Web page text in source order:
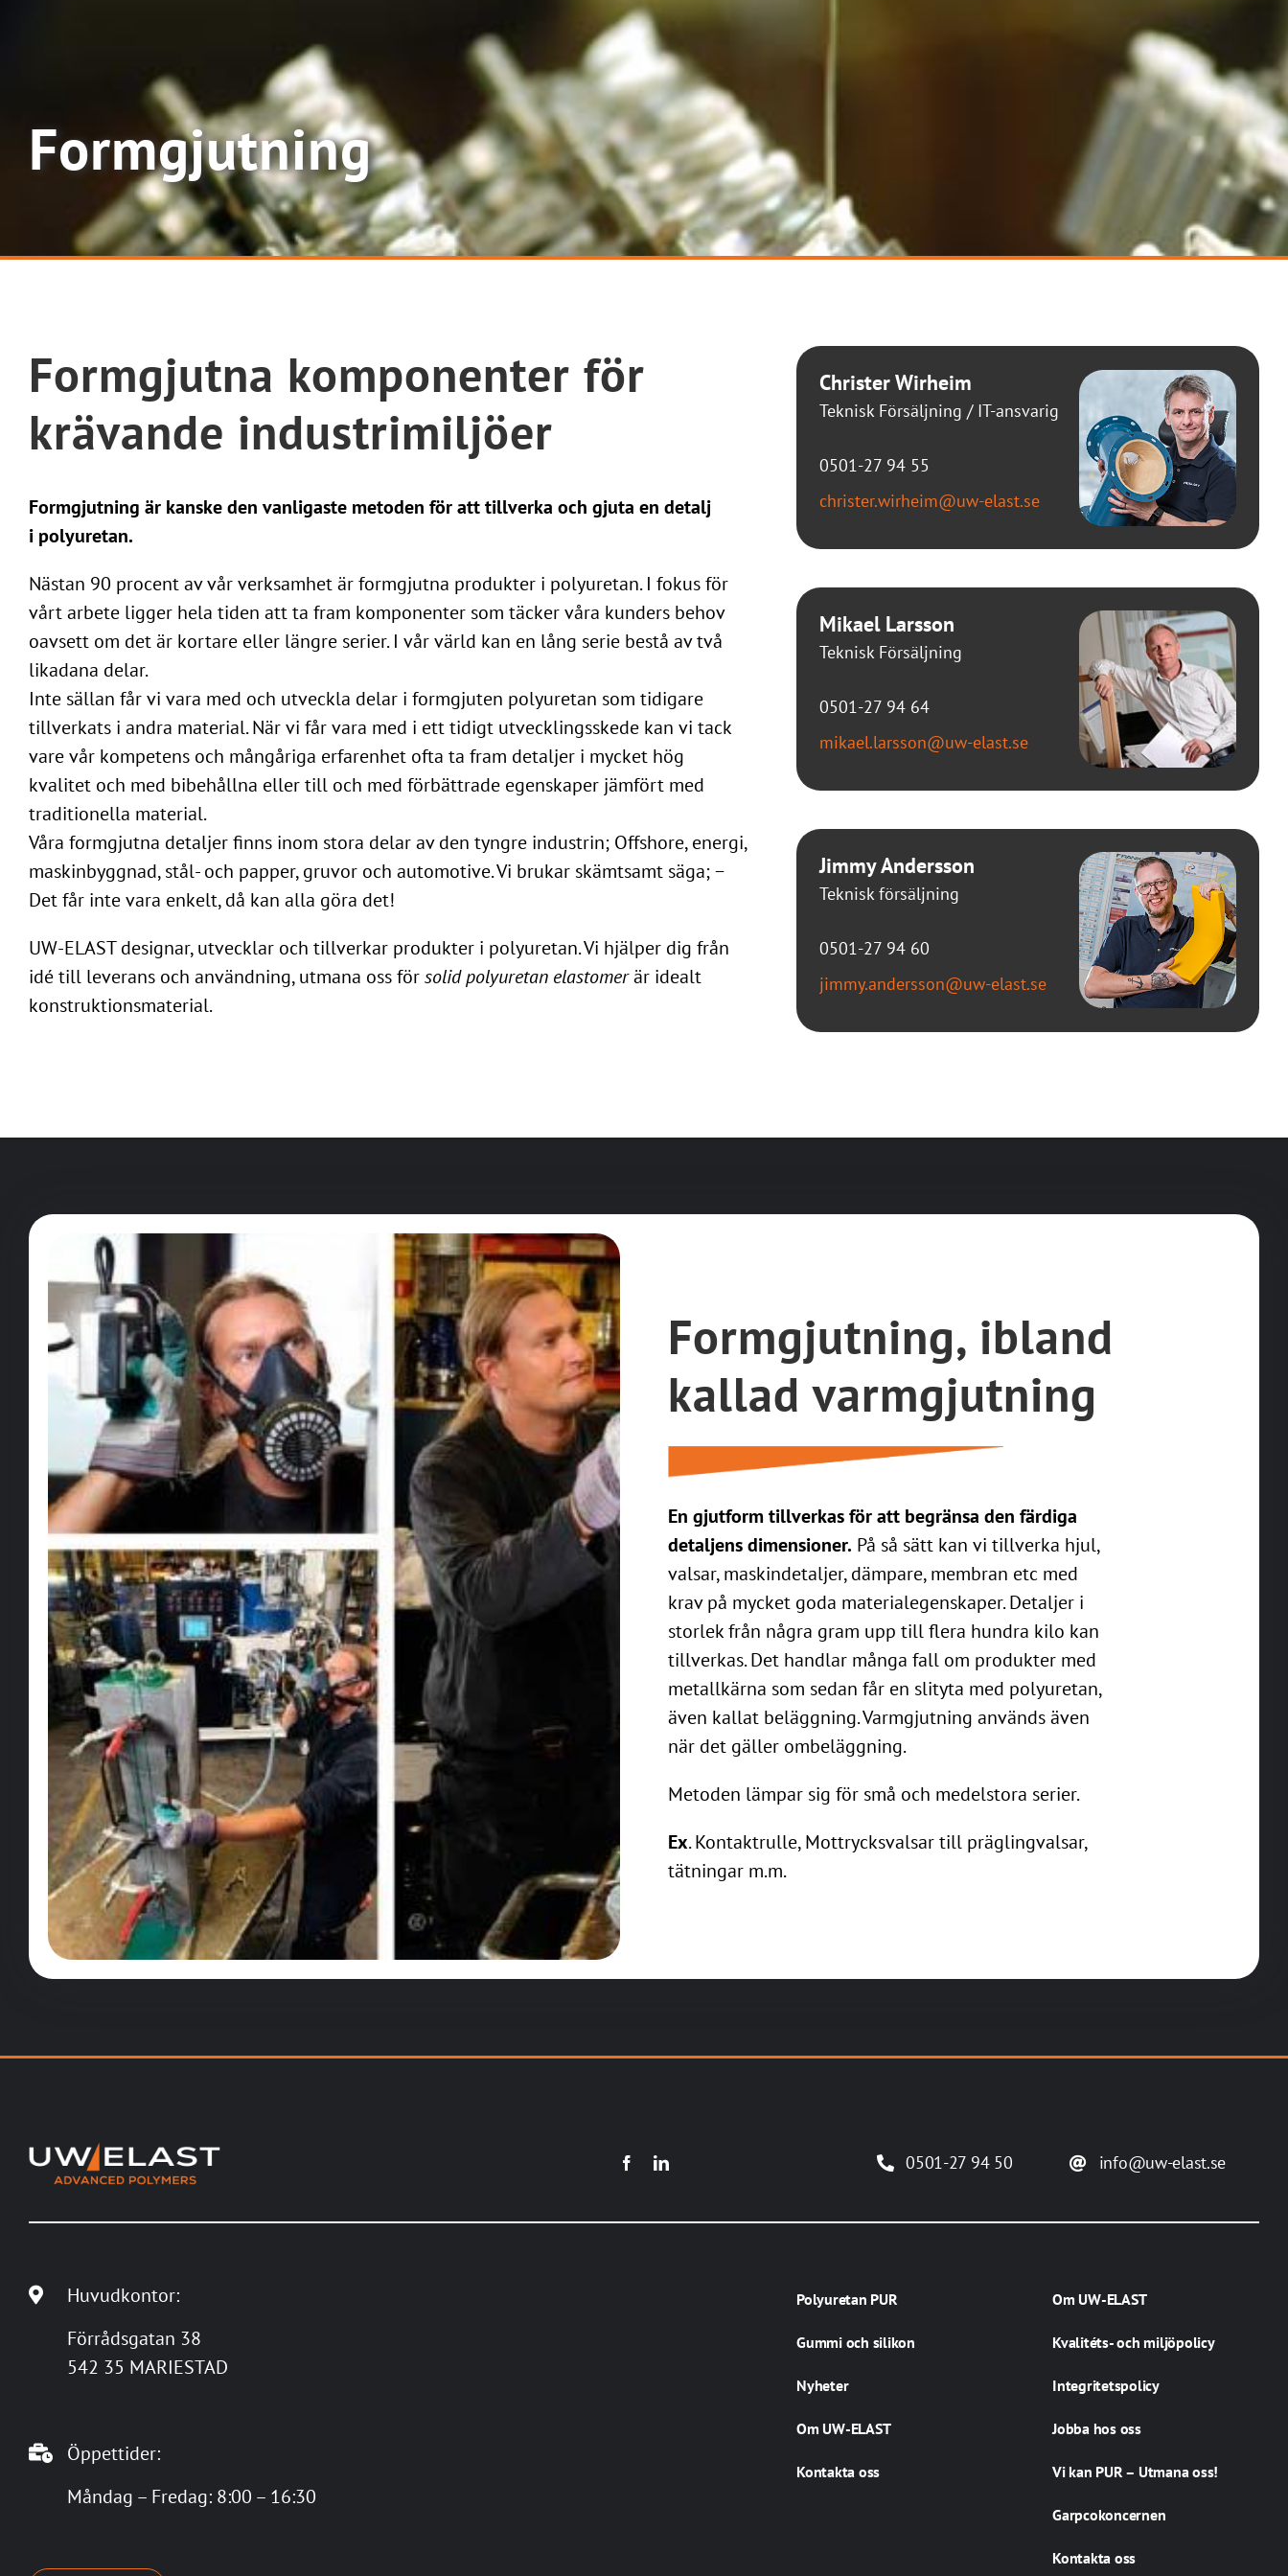
Formgjutning
Formgjutna komponenter för
krävande industrimiljöer
Formgjutning är kanske den vanligaste metoden för att tillverka och gjuta en detalj
i polyuretan.
Nästan 90 procent av vår verksamhet är formgjutna produkter i polyuretan. I fokus för
vårt arbete ligger hela tiden att ta fram komponenter som täcker våra kunders behov
oavsett om det är kortare eller längre serier. I vår värld kan en lång serie bestå av två
likadana delar.
Inte sällan får vi vara med och utveckla delar i formgjuten polyuretan som tidigare
tillverkats i andra material. När vi får vara med i ett tidigt utvecklingsskede kan vi tack
vare vår kompetens och mångåriga erfarenhet ofta ta fram detaljer i mycket hög
kvalitet och med bibehållna eller till och med förbättrade egenskaper jämfört med
traditionella material.
Våra formgjutna detaljer finns inom stora delar av den tyngre industrin; Offshore, energi,
maskinbyggnad, stål- och papper, gruvor och automotive. Vi brukar skämtsamt säga; −
Det får inte vara enkelt, då kan alla göra det!
UW-ELAST designar, utvecklar och tillverkar produkter i polyuretan. Vi hjälper dig från
idé till leverans och användning, utmana oss försolid polyuretan elastomerär idealt
konstruktionsmaterial.
Christer Wirheim
Teknisk Försäljning / IT-ansvarig
0501-27 94 55
christer.wirheim@uw-elast.se
Mikael Larsson
Teknisk Försäljning
0501-27 94 64
mikael.larsson@uw-elast.se
Jimmy Andersson
Teknisk försäljning
0501-27 94 60
jimmy.andersson@uw-elast.se
Formgjutning, ibland
kallad varmgjutning
En gjutform tillverkas för att begränsa den färdiga
detaljens dimensioner. På så sätt kan vi tillverka hjul,
valsar, maskindetaljer, dämpare, membran etc med
krav på mycket goda materialegenskaper. Detaljer i
storlek från några gram upp till flera hundra kilo kan
tillverkas. Det handlar många fall om produkter med
metallkärna som sedan får en slityta med polyuretan,
även kallat beläggning. Varmgjutning används även
när det gäller ombeläggning.
Metoden lämpar sig för små och medelstora serier.
Ex. Kontaktrulle, Mottrycksvalsar till präglingvalsar,
tätningar m.m.
0501-27 94 50 info@uw-elast.se
Huvudkontor:
Förrådsgatan 38
542 35 MARIESTAD
Öppettider:
Måndag – Fredag: 8:00 – 16:30
Polyuretan PUR
Gummi och silikon
Nyheter
Om UW-ELAST
Kontakta oss
Om UW-ELAST
Kvalitéts- och miljöpolicy
Integritetspolicy
Jobba hos oss
Vi kan PUR – Utmana oss!
Garpcokoncernen
Kontakta oss